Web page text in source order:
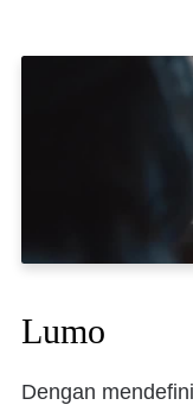
Lumo
Dengan